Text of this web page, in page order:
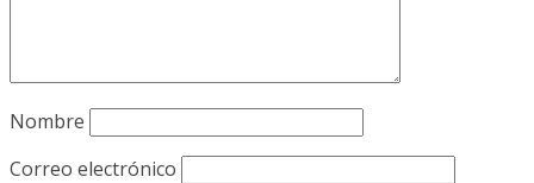
Nombre
Correo electrónico